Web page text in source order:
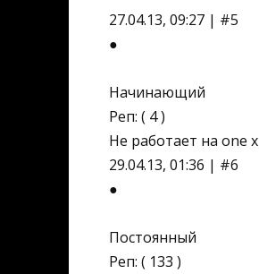
27.04.13, 09:27 | #5
●
Начинающий
Реп: ( 4 )
Не работает на one x
29.04.13, 01:36 | #6
●
Постоянный
Реп: ( 133 )